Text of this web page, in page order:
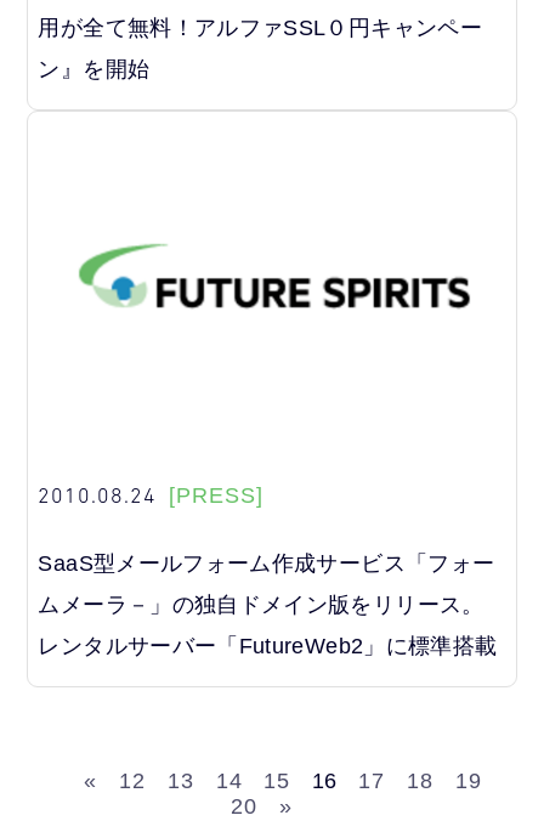
用が全て無料！アルファSSL０円キャンペー
ン』を開始
2010.08.24 [PRESS]
SaaS型メールフォーム作成サービス「フォー
ムメーラ－」の独自ドメイン版をリリース。
レンタルサーバー「FutureWeb2」に標準搭載
« 12 13 14 15 16 17 18
19
20
»